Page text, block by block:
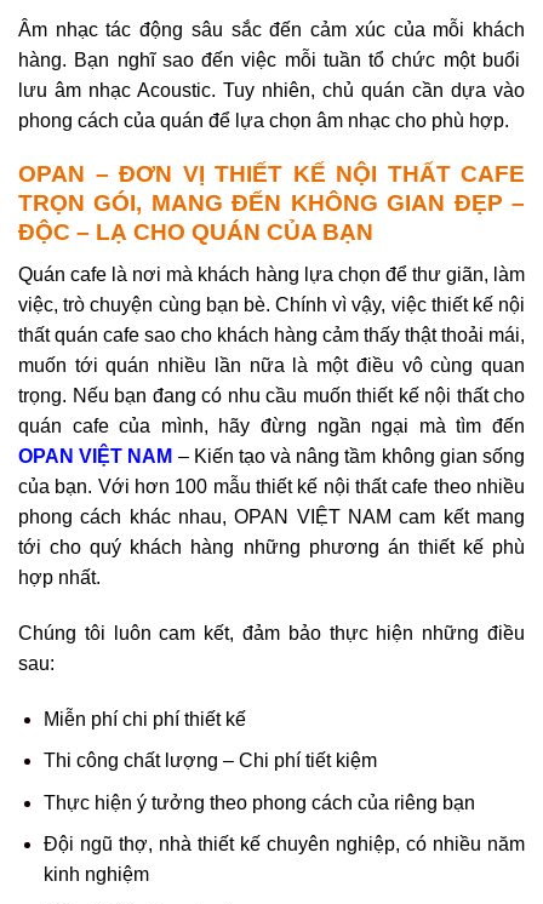
Âm nhạc tác động sâu sắc đến cảm xúc của mỗi khách
hàng. Bạn nghĩ sao đến việc mỗi tuần tổ chức một buổi
lưu âm nhạc Acoustic. Tuy nhiên, chủ quán cần dựa vào
phong cách của quán để lựa chọn âm nhạc cho phù hợp.
OPAN – ĐƠN VỊ THIẾT KẾ NỘI THẤT CAFE
TRỌN GÓI, MANG ĐẾN KHÔNG GIAN ĐẸP –
ĐỘC – LẠ CHO QUÁN CỦA BẠN
Quán cafe là nơi mà khách hàng lựa chọn để thư giãn, làm
việc, trò chuyện cùng bạn bè. Chính vì vậy, việc thiết kế nội
thất quán cafe sao cho khách hàng cảm thấy thật thoải mái,
muốn tới quán nhiều lần nữa là một điều vô cùng quan
trọng. Nếu bạn đang có nhu cầu muốn thiết kế nội thất cho
quán cafe của mình, hãy đừng ngần ngại mà tìm đến
OPAN VIỆT NAM – Kiến tạo và nâng tầm không gian sống
của bạn. Với hơn 100 mẫu thiết kế nội thất cafe theo nhiều
phong cách khác nhau, OPAN VIỆT NAM cam kết mang
tới cho quý khách hàng những phương án thiết kế phù
hợp nhất.
Chúng tôi luôn cam kết, đảm bảo thực hiện những điều
sau:
Miễn phí chi phí thiết kế
Thi công chất lượng – Chi phí tiết kiệm
Thực hiện ý tưởng theo phong cách của riêng bạn
Đội ngũ thợ, nhà thiết kế chuyên nghiệp, có nhiều năm
kinh nghiệm